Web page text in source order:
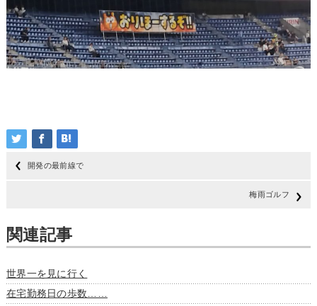
開発の最前線で
梅雨ゴルフ
関連記事
世界一を見に行く
在宅勤務日の歩数……